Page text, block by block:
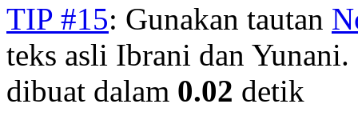
TIP #15: Gunakan tautan
teks asli Ibrani dan
dibuat dalam 0.02 detik